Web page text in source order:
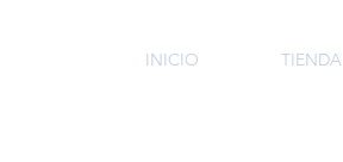
INICIO TIENDA